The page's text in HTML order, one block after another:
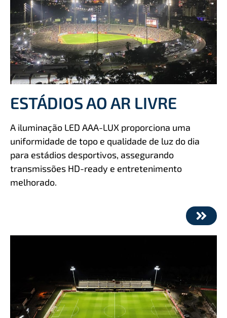
ESTÁDIOS AO AR LIVRE
A iluminação LED AAA-LUX proporciona uma
uniformidade de topo e qualidade de luz do dia
para estádios desportivos, assegurando
transmissões HD-ready e entretenimento
melhorado.